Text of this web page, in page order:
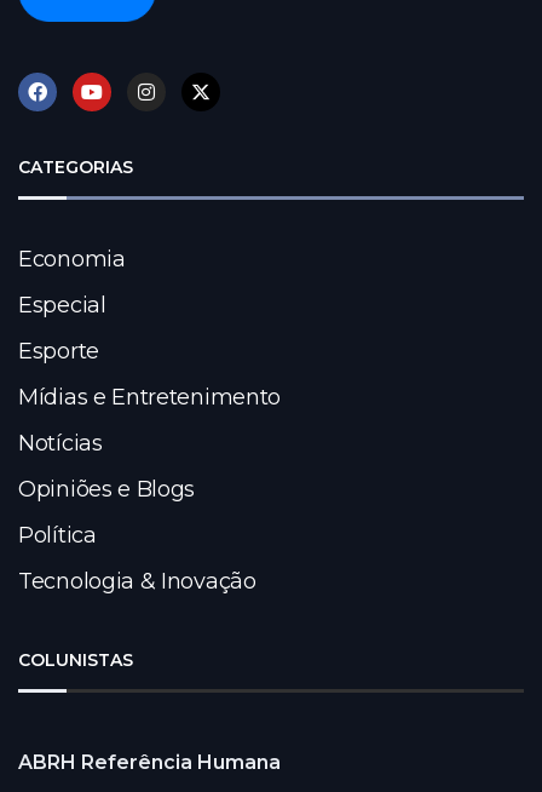
CATEGORIAS
Economia
Especial
Esporte
Mídias e Entretenimento
Notícias
Opiniões e Blogs
Política
Tecnologia & Inovação
COLUNISTAS
ABRH Referência Humana